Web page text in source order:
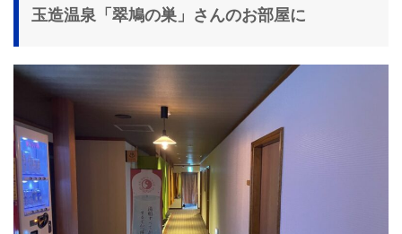
玉造温泉「翠鳩の巣」さんのお部屋に